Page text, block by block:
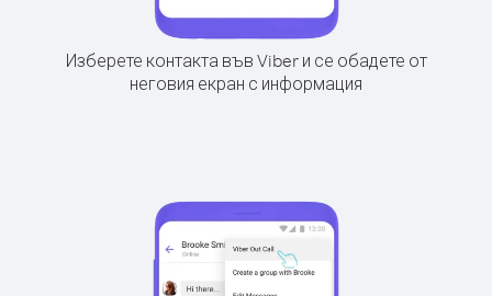
Изберете контакта във Viber и се обадете от
неговия екран с информация